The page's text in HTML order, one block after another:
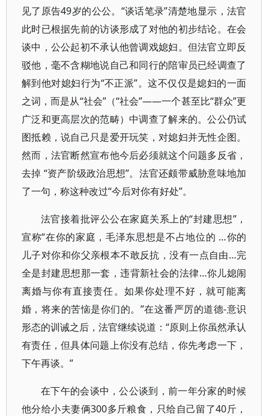
见了原告49岁的公公。“谈话笔录”清楚地显示，法官
此时已根据先前的访谈形成了对他的初步结论。在会
谈中，公公起初不承认他曾调戏媳妇。但法官立即反
驳他，毫不含糊地说自己和同行的陪审员已经调查了
解到他对媳妇行为“不正派”。这不仅仅是媳妇的一面
之词，而是从“社会”（“社会”——一个甚至比“群众”更
广泛和更高层次的范畴）中调查了解来的。公公仍试
图抵赖，说自己只是爱开玩笑，对媳妇并无性企图。
然而，法官断然宣布他今后必须就这个问题多反省，
去掉 “资产阶级政治思想”。法官还颇带威胁意味地加
了一句，称这种改过“今后对你有好处”。
法官接着批评公公在家庭关系上的“封建思想”，
宣称“在你的家庭，毛泽东思想是不占地位的 …你的
儿子对你和你父亲根本不敢反抗，没有一点自由…完
全是封建思想那一套，违背新社会的法律…你儿媳闹
离婚与你有直接责任。如果你处理不好，就可能离
婚，将来的苦恼是你们的。”在这番严厉的道德-意识
形态的训诫之后，法官继续说道：“原则上你虽然承认
有责任，但具体问题上你没有总结，你先考虑一下，
下午再谈。”
在下午的会谈中，公公谈到，前一年分家的时候
他分给小夫妻俩300多斤粮食，只给自己留了40斤，